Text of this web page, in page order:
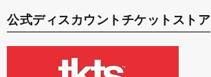
公式ディスカウントチケットストア